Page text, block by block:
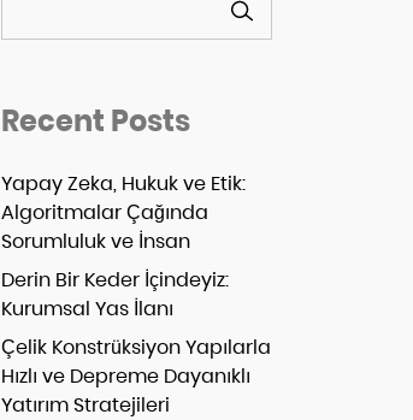
Recent Posts
Yapay Zeka, Hukuk ve Etik:
Algoritmalar Çağında
Sorumluluk ve İnsan
Derin Bir Keder İçindeyiz:
Kurumsal Yas İlanı
Çelik Konstrüksiyon Yapılarla
Hızlı ve Depreme Dayanıklı
Yatırım Stratejileri